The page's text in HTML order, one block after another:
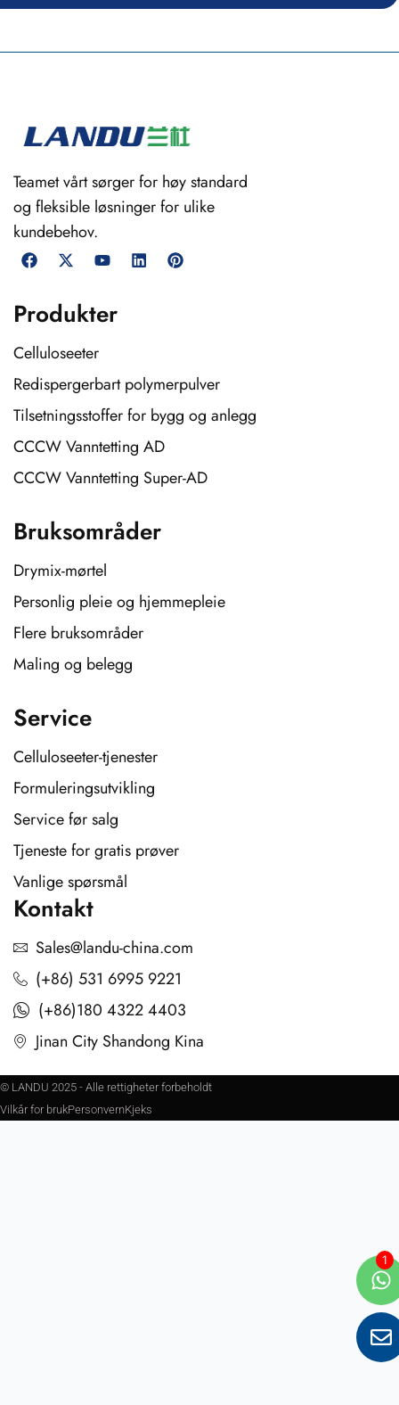
Teamet vårt sørger for høy standard
og fleksible løsninger for ulike
kundebehov.
Produkter
Celluloseeter
Redispergerbart polymerpulver
Tilsetningsstoffer for bygg og anlegg
CCCW Vanntetting AD
CCCW Vanntetting Super-AD
Bruksområder
Drymix-mørtel
Personlig pleie og hjemmepleie
Flere bruksområder
Maling og belegg
Service
Celluloseeter-tjenester
Formuleringsutvikling
Service før salg
Tjeneste for gratis prøver
Vanlige spørsmål
Kontakt
Sales@landu-china.com
(+86) 531 6995 9221
(+86)180 4322 4403
Jinan City Shandong Kina
© LANDU 2025 - Alle rettigheter forbeholdt
Vilkår for brukPersonvernKjeks